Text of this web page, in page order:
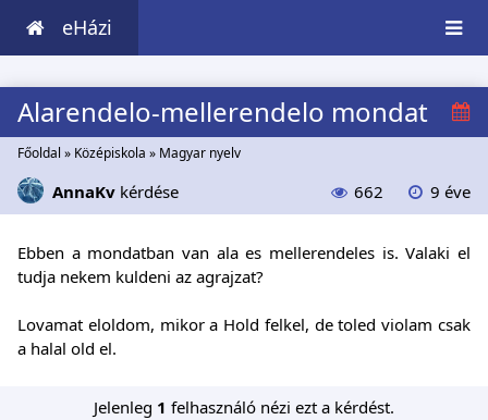
eHázi
Alarendelo-mellerendelo mondat
Főoldal » Középiskola » Magyar nyelv
AnnaKv kérdése 662 9 éve
Ebben a mondatban van ala es mellerendeles is. Valaki el
tudja nekem kuldeni az agrajzat?
Lovamat eloldom, mikor a Hold felkel, de toled violam csak
a halal old el.
Jelenleg 1 felhasználó nézi ezt a kérdést.